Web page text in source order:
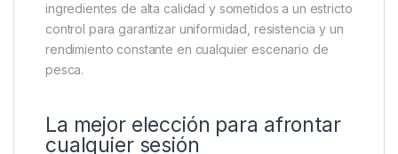
aromático de cangrejo, krill y especias, se crea una
estrategia de cebado uniforme que aumenta la
confianza de las carpas y mejora la eficacia del
montaje.
Calidad Trybion para
pescadores exigentes